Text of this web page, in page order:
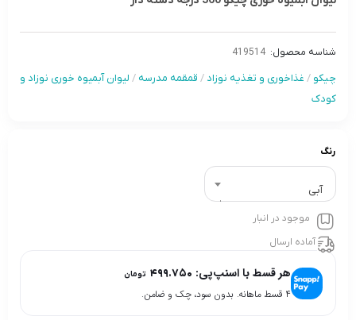
شناسه محصول: 419514
چیکو / غذاخوری و تغذیه نوزاد / قمقمه مدرسه / لیوان آبمیوه خوری نوزاد و
کودک
رنگ
آبى
موجود در انبار
آماده ارسال
هر قسط با اسنپ‌پی: ۴۹۹.۷۵۰ تومان
۴ قسط ماهانه. بدون سود، چک و ضامن.